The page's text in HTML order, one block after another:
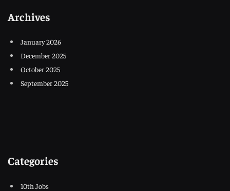
Archives
January 2026
December 2025
October 2025
September 2025
Categories
10th Jobs